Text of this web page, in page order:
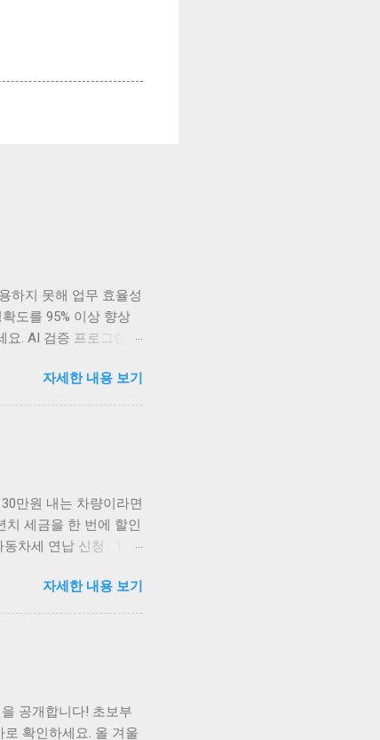
업무 효율성
도를 95% 이상 향상
. AI 검증 프로그램
데이터셋 업로드, 세 번
순서로 진행하면 약
15분 내에 AI 검증 완
면 시스템이 최적의
자세한 내용 보기
만원 내는 차량이라면
치 세금을 한 번에 할인
차세 연납 신청 1월
6월 연납 시 5%, 9월
시 45,750원을 절약
할인율 감소 3분 완
속하여 공동인증서 또
신청이 가능합니다. 결
자세한 내용 보기
공개합니다! 초보부
확인하세요. 올 겨울